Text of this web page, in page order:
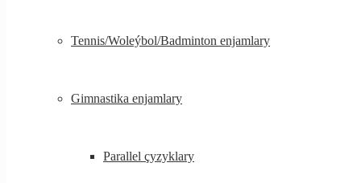
Tennis/Woleýbol/Badminton enjamlary
Gimnastika enjamlary
Parallel çyzyklary